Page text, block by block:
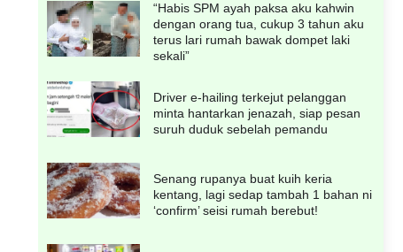
“Habis SPM ayah paksa aku kahwin
dengan orang tua, cukup 3 tahun aku
terus lari rumah bawak dompet laki
sekali”
Driver e-hailing terkejut pelanggan
minta hantarkan jenazah, siap pesan
suruh duduk sebelah pemandu
Senang rupanya buat kuih keria
kentang, lagi sedap tambah 1 bahan ni
‘confirm’ seisi rumah berebut!